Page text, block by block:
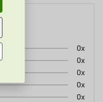
0x
0x
0x
0x
0x